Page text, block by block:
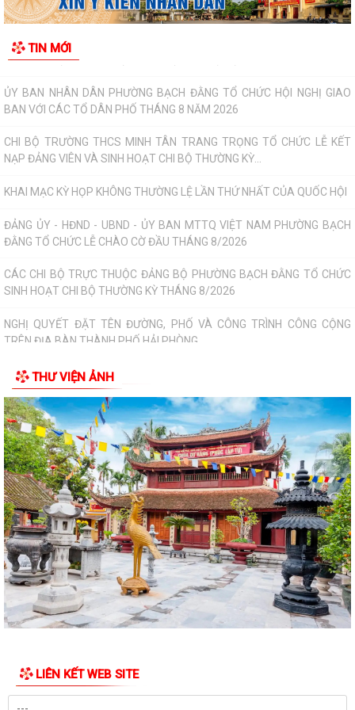
TIN MỚI
ĐẰNG TỔ CHỨC LỄ CHÀO CỜ ĐẦU THÁNG 8/2026
SINH HOẠT CHI BỘ THƯỜNG KỲ THÁNG 8/2026
TRÊN ĐỊA BÀN THÀNH PHỐ HẢI PHÒNG
niên, Nhi đồng thành phố Hải...
HỘI NGHỊ BỒI DƯỠNG, TẬP HUẤN LÝ LUẬN CHÍNH TRỊ HÈ NĂM 2026
CHO ĐỘI NGŨ CÁN BỘ QUẢN LÝ, GIÁO VIÊN...
PHƯỜNG BẠCH ĐẰNG THAM DỰ HỘI NGHỊ TẬP HUẤN TRIỂN KHAI THỦ
TỤC HÀNH CHÍNH CỦA ĐẢNG TRÊN MÔI TRƯỜNG...
ĐẢNG BỘ PHƯỜNG BẠCH ĐẰNG: TĂNG CƯỜNG CÔNG TÁC KIỂM TRA,
GIÁM SÁT VÀ KỶ LUẬT CỦA ĐẢNG TRONG 6 THÁNG...
ĐẢNG ỦY PHƯỜNG BẠCH ĐẰNG THAM DỰ HỘI NGHỊ TRỰC TUYẾN SƠ
KẾT CÔNG TÁC BÁO CÁO VIÊN THÁNG 7 NĂM 2026
DẦN KHÉP LẠI HÀNH TRÌNH TRI ÂN NHÂN DỊP KỶ NIỆM 79 NĂM NGÀY
THƯƠNG BINH - LIỆT SĨ (27/7/1947 -...
THÔNG BÁO Về việc niêm yết công khai hồ sơ đề nghị đăng ký đất đai,
cấp giấy chứng nhận quyền sử...
HOÀN THÀNH LẮP ĐẶT ĐẢO CỜ TẠI NÚT GIAO THÔNG CẦU BẾN RỪNG
TRÊN ĐỊA BÀN PHƯỜNG BẠCH ĐẰNG, HẢI PHÒNG...
ỨNG CỬ VIÊN ĐẠI BIỂU HĐND PHƯỜNG TIẾP XÚC CỬ TRI ĐƠN VỊ BẦU
CỬ SỐ 2 (MINH ĐỨC)
Thông báo điều chỉnh phân công chủ trì, dự tiếp xúc cử tri vận động
ỨNG CỬ VIÊN ĐẠI BIỂU HĐND PHƯỜNG BẠCH ĐẰNG NHIỆM KỲ 2026–
2031 TIẾP XÚC CỬ TRI ĐƠN VỊ BẦU CỬ SỐ 3...
THƯ VIỆN ẢNH
LIÊN KẾT WEB SITE